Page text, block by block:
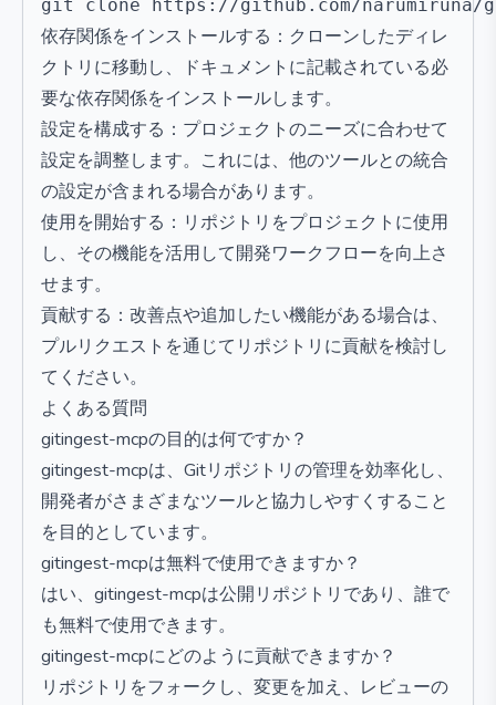
依存関係をインストールする：クローンしたディレ
クトリに移動し、ドキュメントに記載されている必
要な依存関係をインストールします。
設定を構成する：プロジェクトのニーズに合わせて
設定を調整します。これには、他のツールとの統合
の設定が含まれる場合があります。
使用を開始する：リポジトリをプロジェクトに使用
し、その機能を活用して開発ワークフローを向上さ
せます。
貢献する：改善点や追加したい機能がある場合は、
プルリクエストを通じてリポジトリに貢献を検討し
てください。
よくある質問
gitingest-mcpの目的は何ですか？
gitingest-mcpは、Gitリポジトリの管理を効率化し、
開発者がさまざまなツールと協力しやすくすること
を目的としています。
gitingest-mcpは無料で使用できますか？
はい、gitingest-mcpは公開リポジトリであり、誰で
も無料で使用できます。
gitingest-mcpにどのように貢献できますか？
リポジトリをフォークし、変更を加え、レビューの